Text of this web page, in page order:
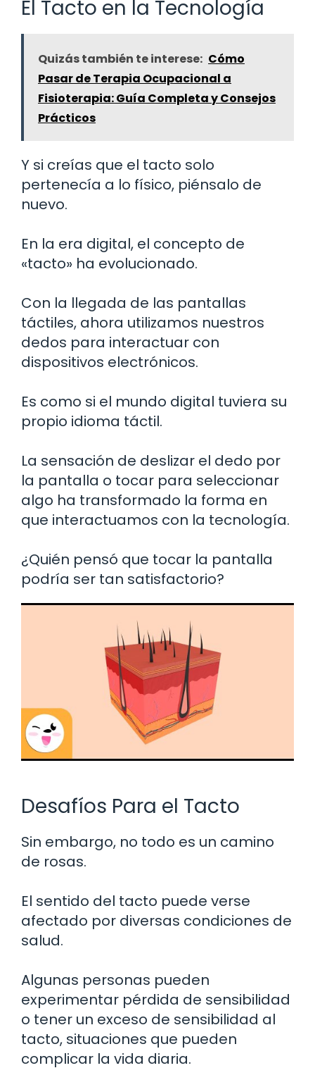
El Tacto en la Tecnología
Quizás también te interese: Cómo
Pasar de Terapia Ocupacional a
Fisioterapia: Guía Completa y Consejos
Prácticos
Y si creías que el tacto solo
pertenecía a lo físico, piénsalo de
nuevo.
En la era digital, el concepto de
«tacto» ha evolucionado.
Con la llegada de las pantallas
táctiles, ahora utilizamos nuestros
dedos para interactuar con
dispositivos electrónicos.
Es como si el mundo digital tuviera su
propio idioma táctil.
La sensación de deslizar el dedo por
la pantalla o tocar para seleccionar
algo ha transformado la forma en
que interactuamos con la tecnología.
¿Quién pensó que tocar la pantalla
podría ser tan satisfactorio?
Desafíos Para el Tacto
Sin embargo, no todo es un camino
de rosas.
El sentido del tacto puede verse
afectado por diversas condiciones de
salud.
Algunas personas pueden
experimentar pérdida de sensibilidad
o tener un exceso de sensibilidad al
tacto, situaciones que pueden
complicar la vida diaria.